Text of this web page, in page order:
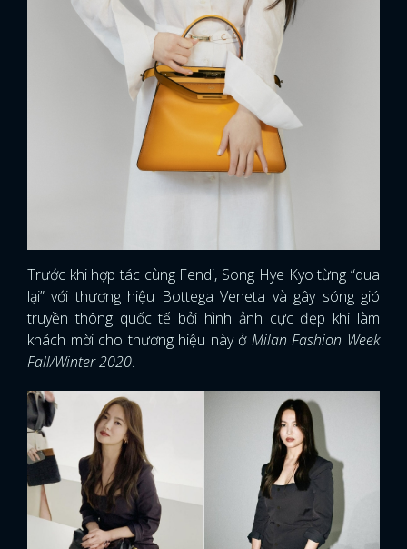
Trước khi hợp tác cùng Fendi, Song Hye Kyo từng “qua
lại” với thương hiệu Bottega Veneta và gây sóng gió
truyền thông quốc tế bởi hình ảnh cực đẹp khi làm
khách mời cho thương hiệu này ở Milan Fashion Week
Fall/Winter 2020.